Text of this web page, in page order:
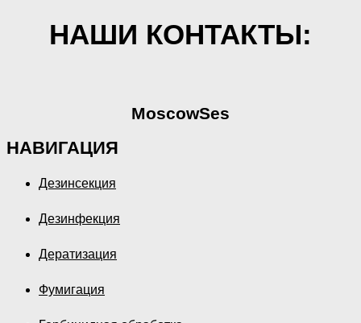
НАШИ КОНТАКТЫ:
MoscowSes
НАВИГАЦИЯ
Дезинсекция
Дезинфекция
Дератизация
Фумигация